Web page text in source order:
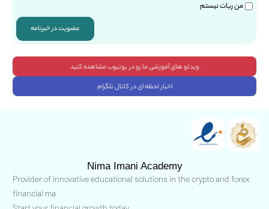
من ربات نیستم
عضویت در خبرنامه
ویدئو های آموزشی ما رو در یوتیوب مشاهده کنید
اخبار لحظه ای در کانال تلگرام
Nima Imani Academy
Provider of innovative educational solutions in the crypto and forex
financial ma